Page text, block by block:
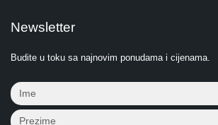
Newsletter
Budite u toku sa najnovim ponudama i cijenama.